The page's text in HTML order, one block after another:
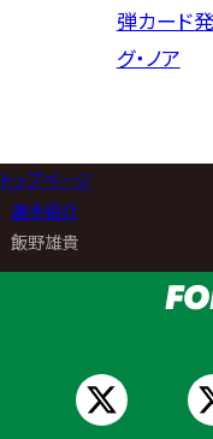
弾カード
グ・ノア
トップページ
選手紹介
飯野雄貴